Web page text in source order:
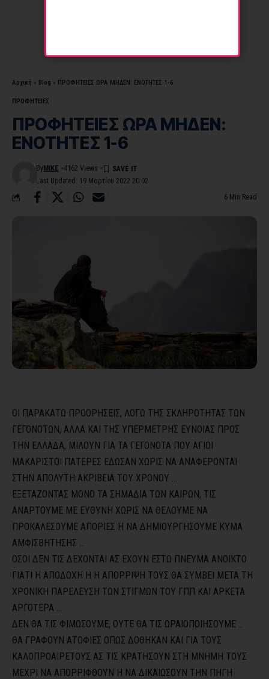
Αρχική » Blog » ΠΡΟΦΗΤΕΙΕΣ ΩΡΑ ΜΗΔΕΝ: ΕΝΟΤΗΤΕΣ 1-6
ΠΡΟΦΗΤΕΙΕΣ
ΠΡΟΦΗΤΕΙΕΣ ΩΡΑ ΜΗΔΕΝ:
ΕΝΟΤΗΤΕΣ 1-6
Last Updated: 19 Μαρτίου 2022 20:02
By MIKE 4162 Views
6 Min Read
ΟΙ ΠΑΡΑΚΑΤΩ ΠΡΟΟΡΗΣΕΙΣ, ΛΟΓΩ ΤΗΣ ΣΚΛΗΡΟΤΗΤΑΣ ΤΩΝ
ΓΕΓΟΝΟΤΩΝ, ΑΛΛΑ ΚΑΙ ΤΗΣ ΥΠΕΡΜΕΤΡΗΣ ΕΥΝΟΙΑΣ ΠΡΟΣ
ΤΗΝ ΕΛΛΑΔΑ, ΜΙΛΟΥΝ ΓΙΑ ΤΑ ΓΕΓΟΝΟΤΑ ΠΟΥ ΑΓΙΟΙ
ΜΑΚΑΡΙΣΤΟΙ ΠΑΤΕΡΕΣ ΕΔΩΣΑΝ ΧΩΡΙΣ ΝΑ ΑΝΑΦΕΡΟΝΤΑΙ
ΣΤΗΝ ΑΠΟΛΥΤΗ ΑΚΡΙΒΕΙΑ ΤΟΥ ΧΡΟΝΟΥ …
ΕΞΕΤΑΖΟΝΤΑΣ ΜΟΝΟ ΤΑ ΣΗΜΑΔΙΑ ΤΩΝ ΚΑΙΡΩΝ, ΤΙΣ
ΑΝΑΡΤΟΥΜΕ ΜΕ ΕΥΘΥΝΗ ΧΩΡΙΣ ΝΑ ΘΕΛΟΥΜΕ ΝΑ
ΠΡΟΚΑΛΕΣΟΥΜΕ ΑΠΟΡΙΕΣ Η ΝΑ ΔΗΜΙΟΥΡΓΗΣΟΥΜΕ ΚΥΜΑ
ΑΜΦΙΣΒΗΤΗΣΗΣ …
ΟΣΟΙ ΔΕΝ ΤΙΣ ΔΕΧΟΝΤΑΙ ΑΣ ΕΧΟΥΝ ΕΣΤΩ ΠΝΕΥΜΑ ΑΝΟΙΚΤΟ
ΓΙΑΤΙ Η ΑΠΟΔΟΧΗ Η Η ΑΠΟΡΡΙΨΗ ΤΟΥΣ ΘΑ ΣΥΜΒΕΙ ΜΕΤΑ ΤΗ
ΧΡΟΝΙΚΗ ΠΑΡΕΛΕΥΣΗ ΤΩΝ ΣΤΙΓΜΩΝ ΤΟΥ ΓΠΠ ΚΑΙ ΑΡΚΕΤΑ
ΑΡΓΟΤΕΡΑ …
ΔΕΝ ΘΑ ΤΙΣ ΦΙΜΩΣΟΥΜΕ, ΟΥΤΕ ΘΑ ΤΙΣ ΩΡΑΙΟΠΟΙΗΣΟΥΜΕ …
ΘΑ ΓΡΑΦΟΥΝ ΑΤΟΦΙΕΣ ΟΠΩΣ ΔΟΘΗΚΑΝ ΚΑΙ ΓΙΑ ΤΟΥΣ
ΚΑΛΟΠΡΟΑΙΡΕΤΟΥΣ ΑΣ ΤΙΣ ΚΡΑΤΗΣΟΥΝ ΣΤΗ ΜΝΗΜΗ ΤΟΥΣ
ΜΕΧΡΙ ΝΑ ΑΠΟΡΡΙΦΘΟΥΝ Η ΝΑ ΔΙΚΑΙΩΣΟΥΝ ΤΗΝ ΠΗΓΗ